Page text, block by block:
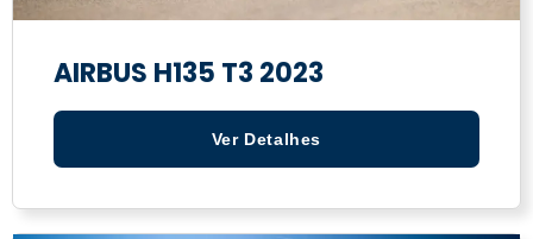
AIRBUS H135 T3 2023
Ver Detalhes